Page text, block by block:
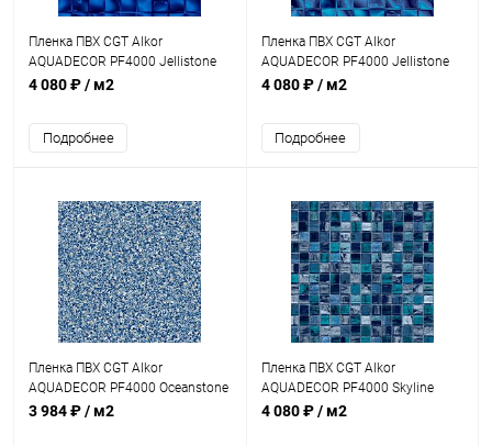
Пленка ПВХ CGT Alkor
AQUADECOR PF4000 Jellistone
Blue Pearl 1,5мм 25х1,65м
4 080 ₽/ м2
Подробнее
Пленка ПВХ CGT Alkor
AQUADECOR PF4000 Jellistone
Green Pearl 1,5мм 25х1,65м
4 080 ₽/ м2
Подробнее
Пленка ПВХ CGT Alkor
AQUADECOR PF4000 Oceanstone
1,5мм 25х1,65м (41098600)
3 984 ₽/ м2
Пленка ПВХ CGT Alkor
AQUADECOR PF4000 Skyline
Mosaic Pearl 1,5мм 25х1,65м
4 080 ₽/ м2